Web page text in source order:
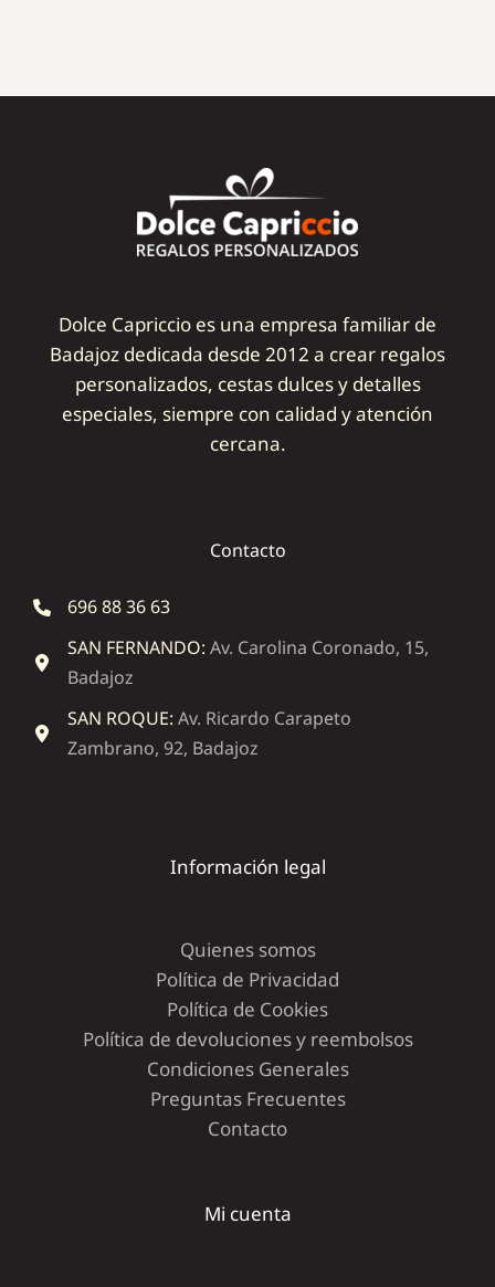
Dolce Capriccio es una empresa familiar de
Badajoz dedicada desde 2012 a crear regalos
personalizados, cestas dulces y detalles
especiales, siempre con calidad y atención
cercana.
Contacto
696 88 36 63
SAN FERNANDO: Av. Carolina Coronado, 15,
Badajoz
SAN ROQUE: Av. Ricardo Carapeto
Zambrano, 92, Badajoz
Información legal
Quienes somos
Política de Privacidad
Política de Cookies
Política de devoluciones y reembolsos
Condiciones Generales
Preguntas Frecuentes
Contacto
Mi cuenta